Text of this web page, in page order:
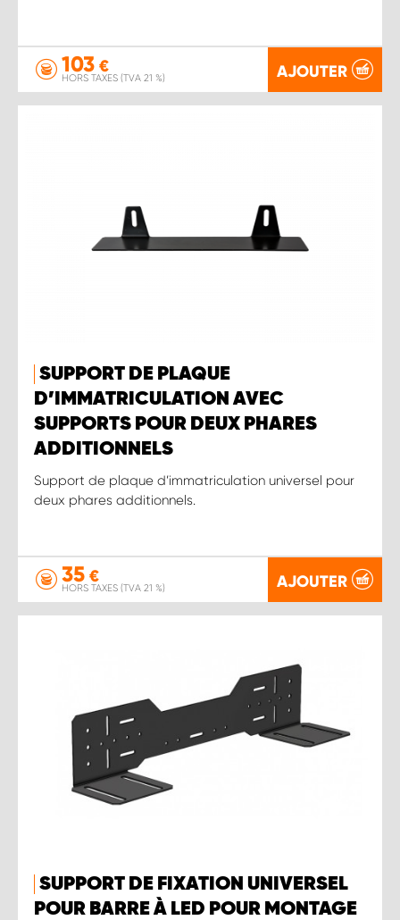
103 €
HORS TAXES (TVA 21 %) AJOUTER
SUPPORT DE PLAQUE
D’IMMATRICULATION AVEC
SUPPORTS POUR DEUX PHARES
ADDITIONNELS
Support de plaque d’immatriculation universel pour
deux phares additionnels.
35 €
HORS TAXES (TVA 21 %) AJOUTER
SUPPORT DE FIXATION UNIVERSEL
POUR BARRE À LED POUR MONTAGE